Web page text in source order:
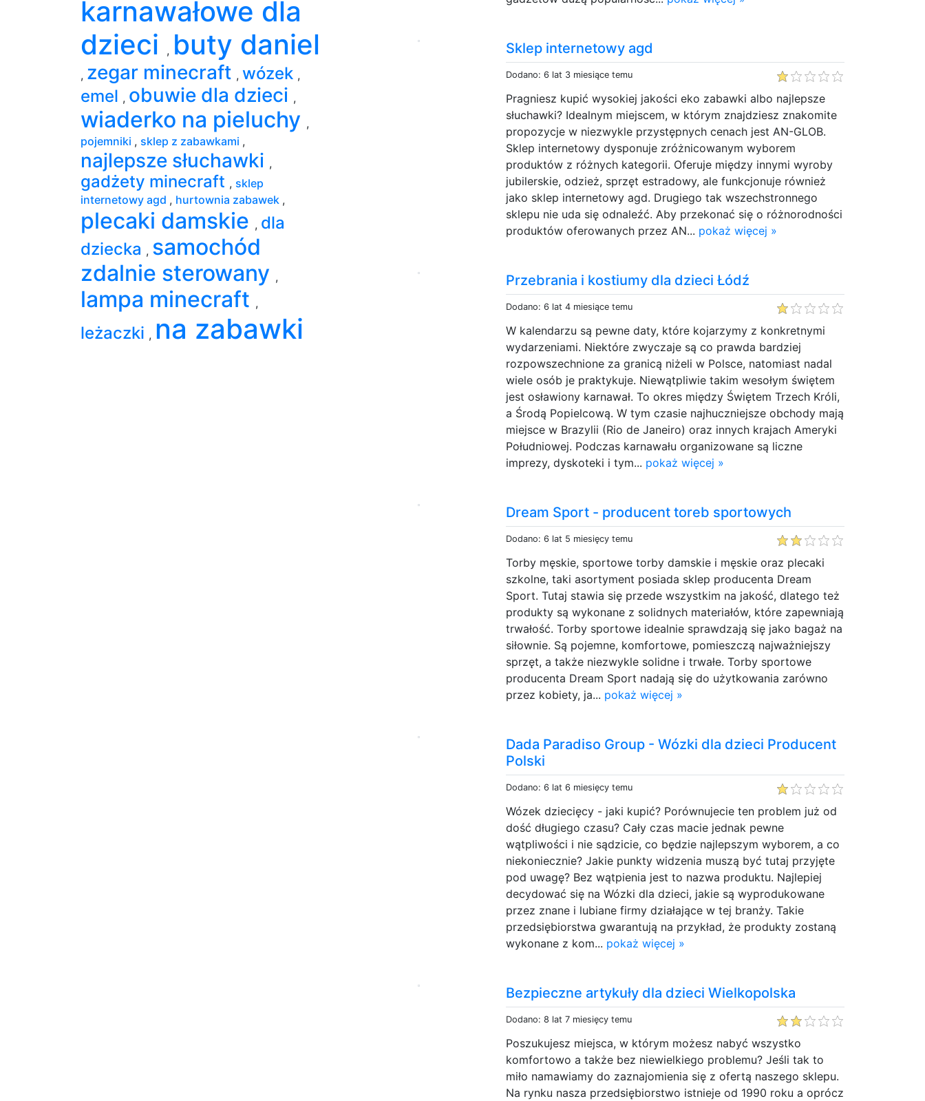
Sklep internetowy agd
Dodano: 6 lat 3 miesiące temu
Pragniesz kupić wysokiej jakości eko zabawki albo najlepsze
słuchawki? Idealnym miejscem, w którym znajdziesz znakomite
propozycje w niezwykle przystępnych cenach jest AN-GLOB.
Sklep internetowy dysponuje zróżnicowanym wyborem
produktów z różnych kategorii. Oferuje między innymi wyroby
jubilerskie, odzież, sprzęt estradowy, ale funkcjonuje również
jako sklep internetowy agd. Drugiego tak wszechstronnego
sklepu nie uda się odnaleźć. Aby przekonać się o różnorodności
produktów oferowanych przez AN... pokaż więcej »
Przebrania i kostiumy dla dzieci Łódź
Dodano: 6 lat 4 miesiące temu
W kalendarzu są pewne daty, które kojarzymy z konkretnymi
wydarzeniami. Niektóre zwyczaje są co prawda bardziej
rozpowszechnione za granicą niżeli w Polsce, natomiast nadal
wiele osób je praktykuje. Niewątpliwie takim wesołym świętem
jest osławiony karnawał. To okres między Świętem Trzech Króli,
a Środą Popielcową. W tym czasie najhuczniejsze obchody mają
miejsce w Brazylii (Rio de Janeiro) oraz innych krajach Ameryki
Południowej. Podczas karnawału organizowane są liczne
imprezy, dyskoteki i tym... pokaż więcej »
Dream Sport - producent toreb sportowych
Dodano: 6 lat 5 miesięcy temu
Torby męskie, sportowe torby damskie i męskie oraz plecaki
szkolne, taki asortyment posiada sklep producenta Dream
Sport. Tutaj stawia się przede wszystkim na jakość, dlatego też
produkty są wykonane z solidnych materiałów, które zapewniają
trwałość. Torby sportowe idealnie sprawdzają się jako bagaż na
siłownie. Są pojemne, komfortowe, pomieszczą najważniejszy
sprzęt, a także niezwykle solidne i trwałe. Torby sportowe
producenta Dream Sport nadają się do użytkowania zarówno
przez kobiety, ja... pokaż więcej »
Dada Paradiso Group - Wózki dla dzieci Producent
Polski
Dodano: 6 lat 6 miesięcy temu
Wózek dziecięcy - jaki kupić? Porównujecie ten problem już od
dość długiego czasu? Cały czas macie jednak pewne
wątpliwości i nie sądzicie, co będzie najlepszym wyborem, a co
niekoniecznie? Jakie punkty widzenia muszą być tutaj przyjęte
pod uwagę? Bez wątpienia jest to nazwa produktu. Najlepiej
decydować się na Wózki dla dzieci, jakie są wyprodukowane
przez znane i lubiane firmy działające w tej branży. Takie
przedsiębiorstwa gwarantują na przykład, że produkty zostaną
wykonane z kom... pokaż więcej »
Bezpieczne artykuły dla dzieci Wielkopolska
Dodano: 8 lat 7 miesięcy temu
Poszukujesz miejsca, w którym możesz nabyć wszystko
komfortowo a także bez niewielkiego problemu? Jeśli tak to
miło namawiamy do zaznajomienia się z ofertą naszego sklepu.
Na rynku nasza przedsiębiorstwo istnieje od 1990 roku a oprócz
karnawałowe dla
dzieci
, buty daniel
, zegar minecraft , wózek ,
emel , obuwie dla dzieci ,
wiaderko na pieluchy ,
pojemniki , sklep z zabawkami ,
najlepsze słuchawki ,
gadżety minecraft , sklep
internetowy agd , hurtownia zabawek ,
plecaki damskie , dla
dziecka , samochód
zdalnie sterowany ,
lampa minecraft ,
leżaczki , na zabawki